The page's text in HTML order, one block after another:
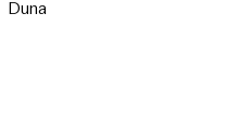
DunaOpens in new window